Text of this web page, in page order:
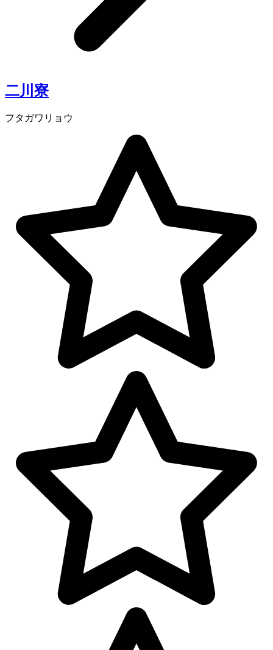
二川寮
フタガワリョウ